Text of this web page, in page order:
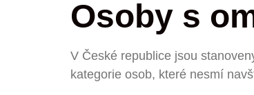
Osoby s
V České republice jsou
kategorie osob, které nesmí